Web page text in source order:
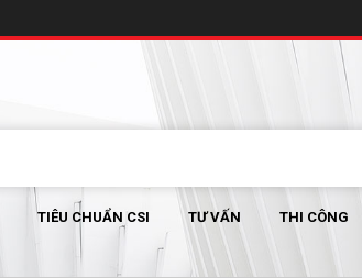
TIÊU CHUẨN CSI TƯ VẤN THI CÔNG